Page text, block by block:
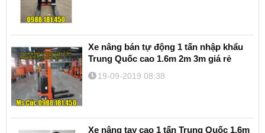
Xe nâng bán tự động 1 tấn nhập khẩu
Trung Quốc cao 1.6m 2m 3m giá rẻ
19-09-2019 08:38
Xe nâng tay cao 1 tấn Trung Quốc 1.6m